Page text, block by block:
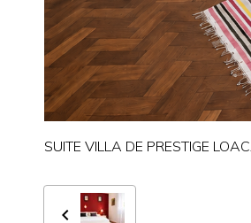
SUITE VILLA DE PRESTIGE